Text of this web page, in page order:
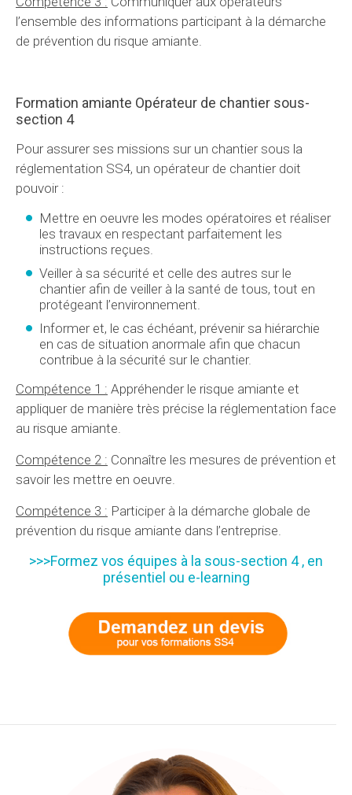
l’ensemble des informations participant à la démarche
de prévention du risque amiante.
Formation amiante Opérateur de chantier sous-
section 4
Pour assurer ses missions sur un chantier sous la
réglementation SS4, un opérateur de chantier doit
pouvoir :
Mettre en oeuvre les modes opératoires et réaliser
les travaux en respectant parfaitement les
instructions reçues.
Veiller à sa sécurité et celle des autres sur le
chantier afin de veiller à la santé de tous, tout en
protégeant l’environnement.
Informer et, le cas échéant, prévenir sa hiérarchie
en cas de situation anormale afin que chacun
contribue à la sécurité sur le chantier.
Compétence 1 : Appréhender le risque amiante et
appliquer de manière très précise la réglementation face
au risque amiante.
Compétence 2 : Connaître les mesures de prévention et
savoir les mettre en oeuvre.
Compétence 3 : Participer à la démarche globale de
prévention du risque amiante dans l’entreprise.
>>>Formez vos équipes à la sous-section 4 , en
présentiel ou e-learning